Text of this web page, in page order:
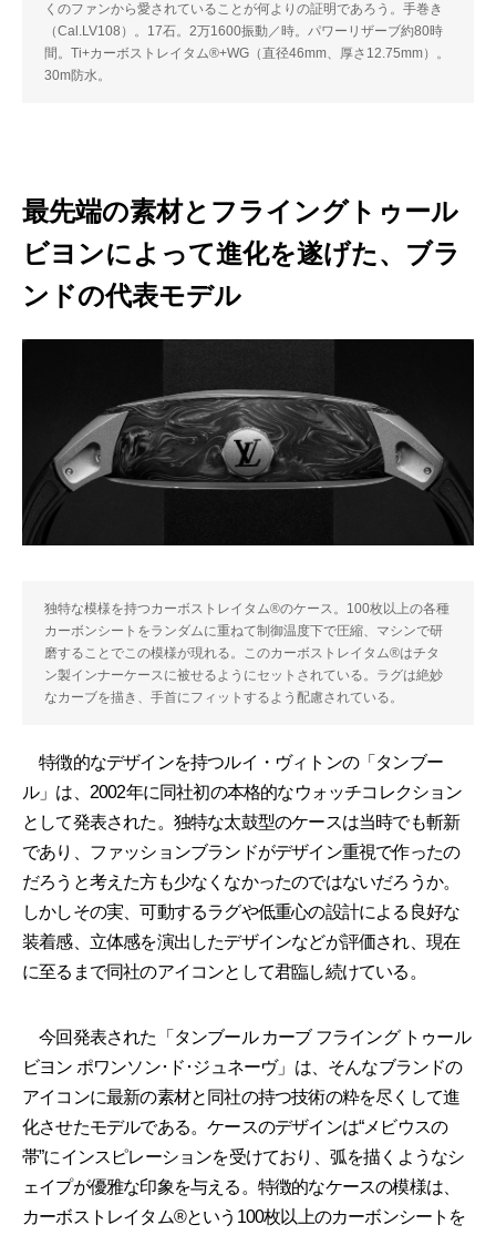
くのファンから愛されていることが何よりの証明であろう。手巻き
（Cal.LV108）。17石。2万1600振動／時。パワーリザーブ約80時
間。Ti+カーボストレイタム®+WG（直径46mm、厚さ12.75mm）。
30m防水。
最先端の素材とフライングトゥール
ビヨンによって進化を遂げた、ブラ
ンドの代表モデル
独特な模様を持つカーボストレイタム®のケース。100枚以上の各種
カーボンシートをランダムに重ねて制御温度下で圧縮、マシンで研
磨することでこの模様が現れる。このカーボストレイタム®はチタ
ン製インナーケースに被せるようにセットされている。ラグは絶妙
なカーブを描き、手首にフィットするよう配慮されている。
特徴的なデザインを持つルイ・ヴィトンの「タンブー
ル」は、2002年に同社初の本格的なウォッチコレクション
として発表された。独特な太鼓型のケースは当時でも斬新
であり、ファッションブランドがデザイン重視で作ったの
だろうと考えた方も少なくなかったのではないだろうか。
しかしその実、可動するラグや低重心の設計による良好な
装着感、立体感を演出したデザインなどが評価され、現在
に至るまで同社のアイコンとして君臨し続けている。
今回発表された「タンブール カーブ フライング トゥール
ビヨン ポワンソン･ド･ジュネーヴ」は、そんなブランドの
アイコンに最新の素材と同社の持つ技術の粋を尽くして進
化させたモデルである。ケースのデザインは“メビウスの
帯”にインスピレーションを受けており、弧を描くようなシ
ェイプが優雅な印象を与える。特徴的なケースの模様は、
カーボストレイタム®という100枚以上のカーボンシートを